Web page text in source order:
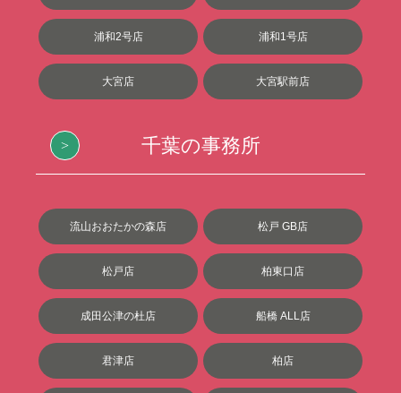
浦和2号店 浦和1号店
大宮店 大宮駅前店
千葉の事務所
流山おおたかの森店 松戸 GB店
松戸店 柏東口店
成田公津の杜店 船橋 ALL店
君津店 柏店